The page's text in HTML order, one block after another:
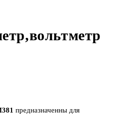
предназначенны для